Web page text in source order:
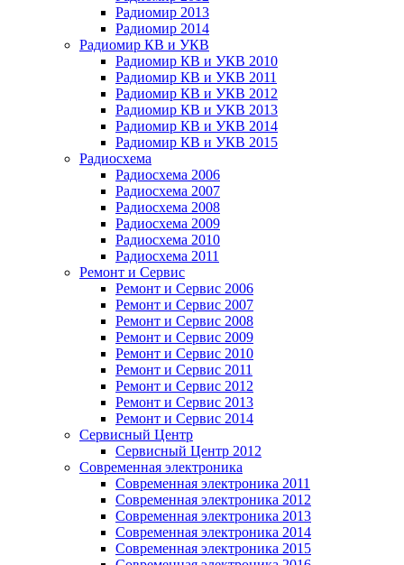
Радиомир 2013
Радиомир 2014
Радиомир КВ и УКВ
Радиомир КВ и УКВ 2010
Радиомир КВ и УКВ 2011
Радиомир КВ и УКВ 2012
Радиомир КВ и УКВ 2013
Радиомир КВ и УКВ 2014
Радиомир КВ и УКВ 2015
Радиосхема
Радиосхема 2006
Радиосхема 2007
Радиосхема 2008
Радиосхема 2009
Радиосхема 2010
Радиосхема 2011
Ремонт и Сервис
Ремонт и Сервис 2006
Ремонт и Сервис 2007
Ремонт и Сервис 2008
Ремонт и Сервис 2009
Ремонт и Сервис 2010
Ремонт и Сервис 2011
Ремонт и Сервис 2012
Ремонт и Сервис 2013
Ремонт и Сервис 2014
Сервисный Центр
Сервисный Центр 2012
Современная электроника
Современная электроника 2011
Современная электроника 2012
Современная электроника 2013
Современная электроника 2014
Современная электроника 2015